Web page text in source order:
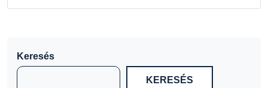
Keresés
KERESÉS